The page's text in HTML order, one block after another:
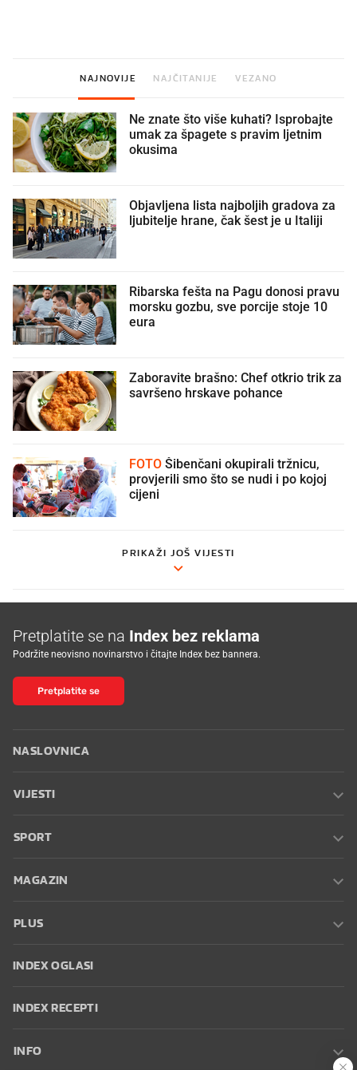
NAJNOVIJE NAJČITANIJE VEZANO
Ne znate što više kuhati? Isprobajte
umak za špagete s pravim ljetnim
okusima
Objavljena lista najboljih gradova za
ljubitelje hrane, čak šest je u Italiji
Ribarska fešta na Pagu donosi pravu
morsku gozbu, sve porcije stoje 10
eura
Zaboravite brašno: Chef otkrio trik za
savršeno hrskave pohance
FOTO
provjerili smo što se nudi i po kojoj
cijeni
PRIKAŽI JOŠ VIJESTI
Pretplatite se na Index bez reklama
Podržite neovisno novinarstvo i čitajte Index bez bannera.
Pretplatite se
NASLOVNICA
VIJESTI
SPORT
MAGAZIN
PLUS
INDEX OGLASI
INDEX RECEPTI
INFO